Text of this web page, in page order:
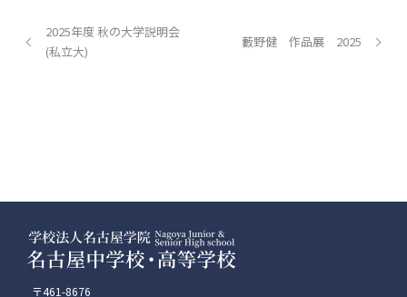
2025年度 秋の大学説明会
(私立大)
藪野健 作品展 2025
〒461-8676